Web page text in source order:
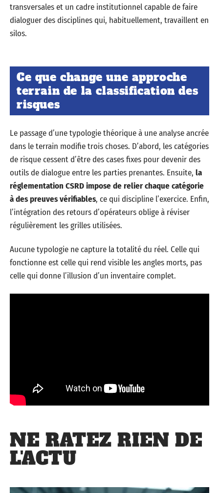
transversales et un cadre institutionnel capable de faire
dialoguer des disciplines qui, habituellement, travaillent en
silos.
Ce que change une approche
terrain de la classification des
risques
Le passage d’une typologie théorique à une analyse ancrée
dans le terrain modifie trois choses. D’abord, les catégories
de risque cessent d’être des cases fixes pour devenir des
outils de dialogue entre les parties prenantes. Ensuite, la
réglementation CSRD impose de relier chaque catégorie
à des preuves vérifiables, ce qui discipline l’exercice. Enfin,
l’intégration des retours d’opérateurs oblige à réviser
régulièrement les grilles utilisées.
Aucune typologie ne capture la totalité du réel. Celle qui
fonctionne est celle qui rend visible les angles morts, pas
celle qui donne l’illusion d’un inventaire complet.
NE RATEZ RIEN DE
L'ACTU